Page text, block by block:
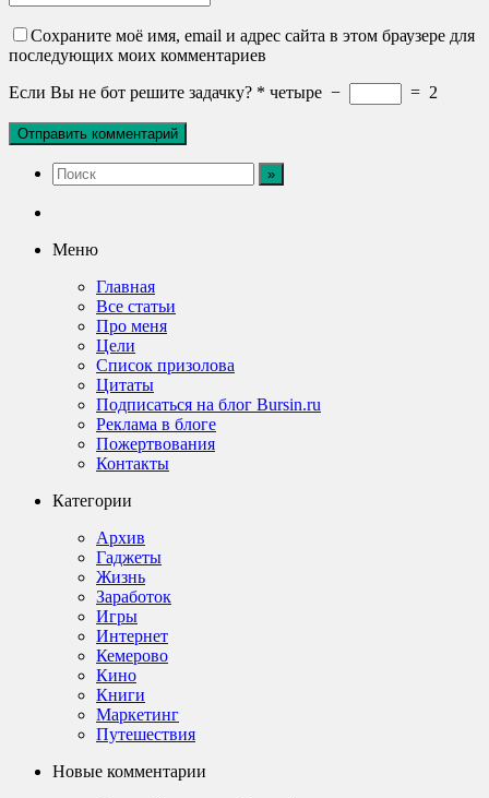
Сохраните моё имя, email и адрес сайта в этом браузере для
последующих моих комментариев
Если Вы не бот решите задачку? * четыре − = 2
Меню
Главная
Все статьи
Про меня
Цели
Список призолова
Цитаты
Подписаться на блог Bursin.ru
Реклама в блоге
Пожертвования
Контакты
Категории
Архив
Гаджеты
Жизнь
Заработок
Игры
Интернет
Кемерово
Кино
Книги
Маркетинг
Путешествия
Новые комментарии